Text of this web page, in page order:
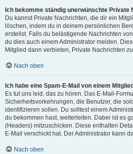
Ich bekomme ständig unerwünschte Private
Du kannst Private Nachrichten, die dir ein
löschen, indem du in deinem persönlichen
erstellst. Falls du belästigende Nachrichten
du dies auch einem Administrator melden.
Mitglied dann verbieten, Private Nachrichten
Nach oben
Ich habe eine Spam-E-Mail von einem
Es tut uns leid, das zu hören. Das E-Mail-
Sicherheitsvorkehrungen, die Benutzer, die
identifizieren sollen. Du solltest einem
du bekommen hast, weiterleiten. Dabei ist es
(Headers) mitzuschicken. Diese enthalten
E-Mail verschickt hat. Der Administrator kann
Nach oben